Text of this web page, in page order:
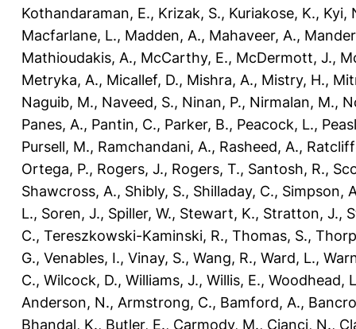
Kothandaraman, E., Krizak, S., Kuriakose, K., Kyi,
Macfarlane, L., Madden, A., Mahaveer, A.,
Mathioudakis, A., McCarthy, E., McDermott, J.,
Metryka, A., Micallef, D., Mishra, A., Mistry, H.,
Naguib, M., Naveed, S., Ninan, P., Nirmalan, M.,
Panes, A., Pantin, C., Parker, B., Peacock, L.,
Pursell, M., Ramchandani, A., Rasheed, A.,
Ortega, P., Rogers, J., Rogers, T., Santosh, R.,
Shawcross, A., Shibly, S., Shilladay, C., Simpson,
L., Soren, J., Spiller, W., Stewart, K., Stratton, J.,
C., Tereszkowski-Kaminski, R., Thomas, S.,
G., Venables, I., Vinay, S., Wang, R., Ward, L.,
C., Wilcock, D., Williams, J., Willis, E., Woodhead,
Anderson, N., Armstrong, C., Bamford, A.,
Bhandal, K., Butler, E., Carmody, M., Cianci, N.,